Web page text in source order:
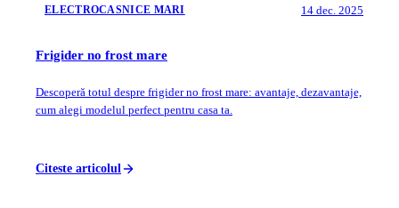
ELECTROCASNICE MARI 14 dec. 2025
Frigider no frost mare
Descoperă totul despre frigider no frost mare: avantaje, dezavantaje,
cum alegi modelul perfect pentru casa ta.
Citeste articolul